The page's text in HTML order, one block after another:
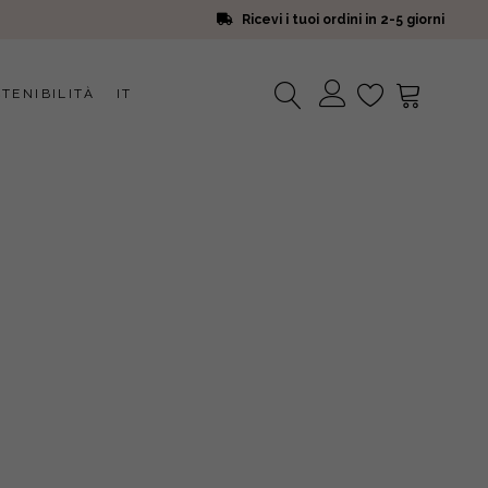
Ricevi i tuoi ordini in 2-5 giorni
IT